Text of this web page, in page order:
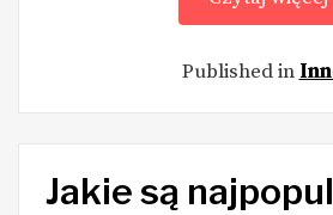
Published in
Jakie są